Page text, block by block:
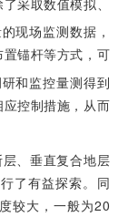
现场监测数据，
锚杆等方式，可
和监控量测得到
控制措施，从而
、垂直复合地层
了有益探索。同
较大，一般为20